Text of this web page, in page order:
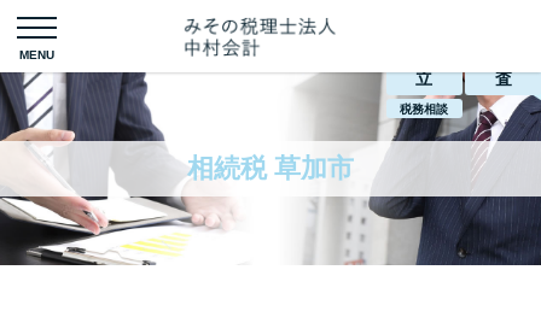
相続税 草加市
立
査
税務相談